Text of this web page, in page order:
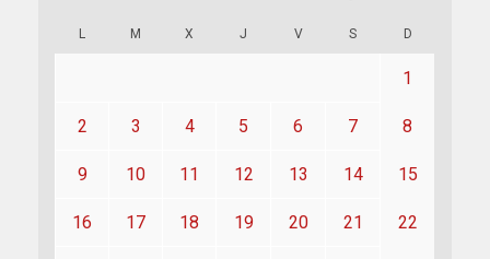
L M X J V S D
1
2 3 4 5 6 7 8
9 10 11 12 13 14 15
16 17 18 19 20 21 22